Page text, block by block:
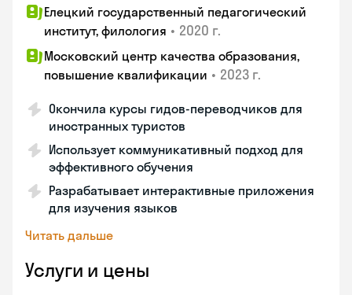
Елецкий государственный педагогический
институт, филология • 2020 г.
Московский центр качества образования,
повышение квалификации • 2023 г.
Окончила курсы гидов-переводчиков для
иностранных туристов
Использует коммуникативный подход для
эффективного обучения
Разрабатывает интерактивные приложения
для изучения языков
Читать дальше
Услуги и цены